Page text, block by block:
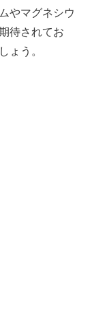
やマグネシウ
待されてお
ょう。